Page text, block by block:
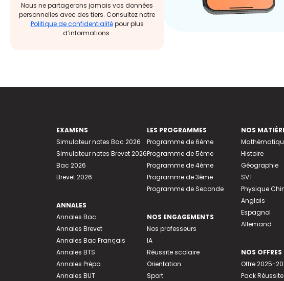
Nous ne partagerons jamais vos données
personnelles avec des tiers. Consultez notre
Politique de confidentialitépour plus
d’informations.
EXAMENS
Simulateur notes Bac 2026
Simulateur notes Brevet 2026
Bac 2026
Brevet 2026
ANNALES
Annales Bac
Annales Brevet
Annales Bac Français
Annales BTS
Annales Prépa
Annales BUT
LES PROGRAMMES
Programme de 6ème
Programme de 5ème
Programme de 4ème
Programme de 3ème
Programme de Seconde
NOS ENGAGEMENTS
Nos professeurs
IA
Réussite scolaire
Orientation
Sport
NOS
Histoire
Géographie
SVT
Physique
Anglais
Espagnol
Allemand
NOS OFFRES
Offre 2025-
Pack